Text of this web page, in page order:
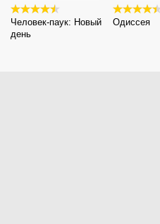
Человек-паук: Новый
день
Одиссея